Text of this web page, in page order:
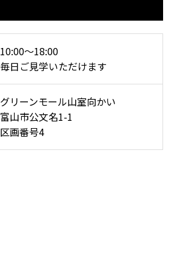
10:00～18:00
毎日ご見学いただけます
グリーンモール山室向かい
富山市公文名1-1
区画番号4